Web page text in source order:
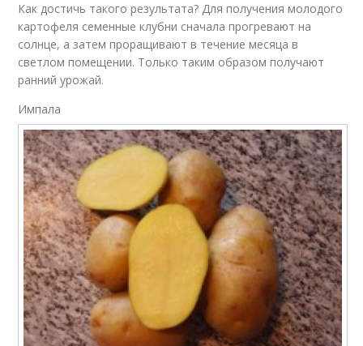
Как достичь такого результата? Для получения молодого
картофеля семенные клубни сначала прогревают на
солнце, а затем проращивают в течение месяца в
светлом помещении. Только таким образом получают
ранний урожай.
Импала